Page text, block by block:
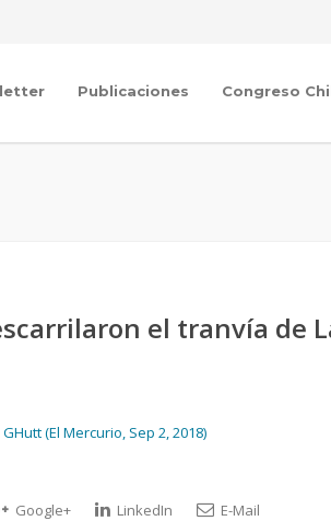
Publicaciones Congreso
el tranvía de
(El Mercurio, Sep 2, 2018)
Google+ LinkedIn E-Mail